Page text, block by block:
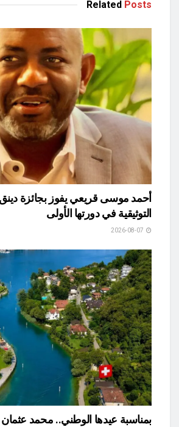
Related Posts
أحمد موسى قريعي يفوز بجائزة دينق
التوثيقية في دورتها الأولى
بمناسبة عيدها الوطني.. محمد عثمان